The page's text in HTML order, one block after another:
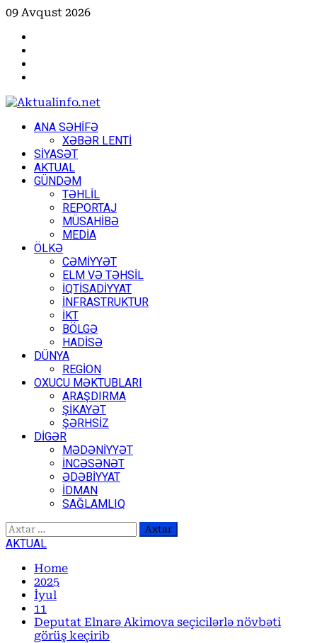
Skip
content
09 Avqust 2026
PrimaryANA SƏHİFƏ
XƏBƏR LENTİ
SİYASƏT
AKTUAL
GÜNDƏM
TƏHLİL
REPORTAJ
MÜSAHİBƏ
MEDİA
ÖLKƏ
CƏMİYYƏT
ELM VƏ TƏHSİL
İQTİSADİYYAT
İNFRASTRUKTUR
İKT
BÖLGƏ
HADİSƏ
DÜNYA
REGİON
OXUCU MƏKTUBLARI
ARAŞDIRMA
ŞİKAYƏT
ŞƏRHSİZ
DİGƏR
MƏDƏNİYYƏT
İNCƏSƏNƏT
ƏDƏBİYYAT
İDMAN
SAĞLAMLIQ
Axtarış:
AKTUAL
Home
2025
İyul
11
Deputat Elnarə Akimova seçicilərlə növbəti
görüş keçirib